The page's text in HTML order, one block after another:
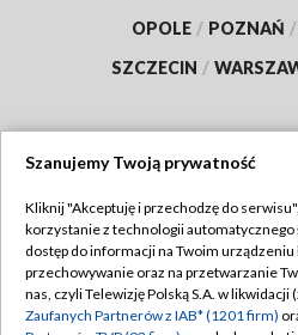
OPOLE / POZNAŃ /
SZCZECIN /
TVP
Abonament TVP
Emisja w TVP
Polityka
Szanujemy Twoją prywatność
Kliknij "Akceptuję i przechodzę do
korzystanie z technologii automatycznego
dostęp do informacji na Twoim
przechowywanie oraz na przetwarzanie
nas, czyli Telewizję Polską S.A. w likwidacji
Zaufanych Partnerów z IAB* (1201 firm)